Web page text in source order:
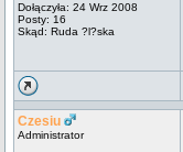
Dołączyła: 24 Wrz 2008
Posty: 16
Skąd: Ruda ?l?ska
Czesiu
Administrator